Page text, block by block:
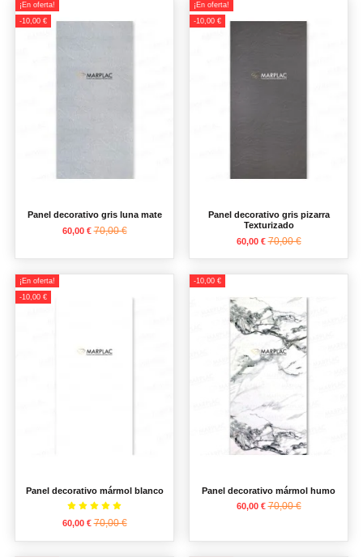
¡En oferta!
-10,00 €
Panel decorativo gris luna mate
60,00 €70,00 €
¡En oferta!
-10,00 €
Panel decorativo gris pizarra
Texturizado
60,00 €70,00 €
¡En oferta!
-10,00 €
Panel decorativo mármol blanco
60,00 €70,00 €
-10,00 €
Panel decorativo mármol humo
60,00 €70,00 €